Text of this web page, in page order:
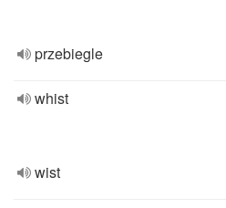
przebiegle
whist
wist